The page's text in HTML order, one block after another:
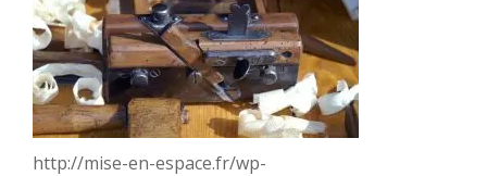
http://mise-en-espace.fr/wp-